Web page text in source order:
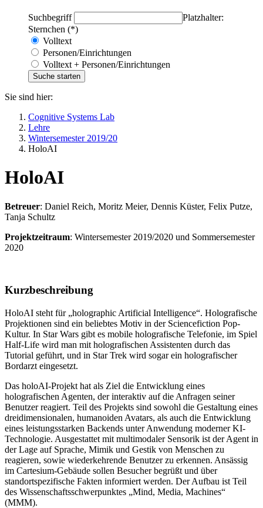
Suchbegriff
Platzhalter:
Sternchen (*)
Volltext
Personen/Einrichtungen
Volltext + Personen/Einrichtungen
Sie sind hier:
Cognitive Systems Lab
Lehre
Wintersemester 2019/20
HoloAI
HoloAI
Betreuer: Daniel Reich, Moritz Meier, Dennis Küster, Felix Putze,
Tanja Schultz
Projektzeitraum: Wintersemester 2019/2020 und Sommersemester
2020
Kurzbeschreibung
HoloAI steht für „holographic Artificial Intelligence“. Holografische
Projektionen sind ein beliebtes Motiv in der Sciencefiction Pop-
Kultur. In Star Wars gibt es mobile holografische Telefonie, im Spiel
Half-Life wird man mit holografischen Assistenten durch das
Tutorial geführt, und in Star Trek wird sogar ein holografischer
Bordarzt eingesetzt.
Das holoAI-Projekt hat als Ziel die Entwicklung eines
holografischen Agenten, der interaktiv auf die Anfragen seiner
Benutzer reagiert. Teil des Projekts sind sowohl die Gestaltung eines
dreidimensionalen, humanoiden Avatars, als auch die Entwicklung
eines leistungsstarken Backends unter Anwendung moderner KI-
Technologie. Ausgestattet mit multimodaler Sensorik ist der Agent in
der Lage auf Sprache, Mimik und Gestik von Menschen zu
reagieren, sowie wiederkehrende Benutzer zu erkennen. Ansässig
im Cartesium-Gebäude sollen Besucher begrüßt und über
standortspezifische Fakten informiert werden. Der Aufbau ist Teil
des Wissenschaftsschwerpunktes „Mind, Media, Machines“
(MMM).